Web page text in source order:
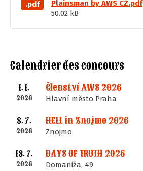
.pdf
Plainsman by AWS CZ.pdf
50.02 kB
Calendrier des concours
1. 1.
2026
Členství AWS 2026
Hlavní město Praha
8. 7.
2026
HELL in Znojmo 2026
Znojmo
13. 7.
2026
DAYS OF TRUTH 2026
Domaniža, 49